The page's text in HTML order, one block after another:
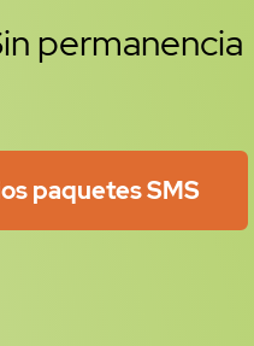
sendSms'
);
del
permanencia
paquetes SMS